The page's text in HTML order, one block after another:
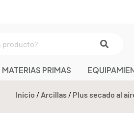
MATERIAS PRIMAS
Inicio / Arcillas/ Plus secado al